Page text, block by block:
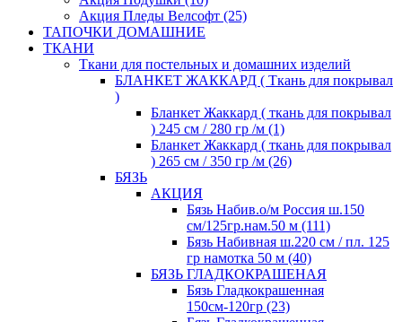
Акция Пледы Велсофт (25)
ТАПОЧКИ ДОМАШНИЕ
ТКАНИ
Ткани для постельных и домашних изделий
БЛАНКЕТ ЖАККАРД ( Ткань для покрывал
)
Бланкет Жаккард ( ткань для покрывал
) 245 см / 280 гр /м (1)
Бланкет Жаккард ( ткань для покрывал
) 265 см / 350 гр /м (26)
БЯЗЬ
АКЦИЯ
Бязь Набив.о/м Россия ш.150
см/125гр.нам.50 м (111)
Бязь Набивная ш.220 см / пл. 125
гр намотка 50 м (40)
БЯЗЬ ГЛАДКОКРАШЕНАЯ
Бязь Гладкокрашенная
150см-120гр (23)